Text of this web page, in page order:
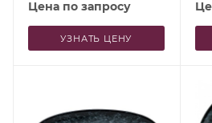
Цена по запросу
УЗНАТЬ ЦЕНУ